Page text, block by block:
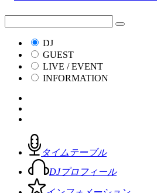
DJ
GUEST
LIVE / EVENT
INFORMATION
タイムテーブル
DJプロフィール